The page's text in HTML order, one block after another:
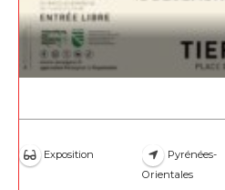
Exposition
Pyrénées-
Orientales